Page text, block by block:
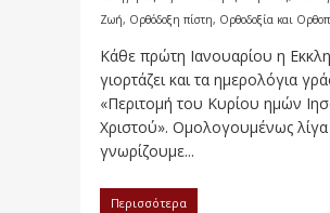
Ζωή, Ορθόδοξη πίστη, Ορθοδοξία και
Κάθε πρώτη Ιανουαρίου η
γιορτάζει και τα ημερολόγια
«Περιτομή του Κυρίου ημών
Χριστού». Ομολογουμένως λίγα
γνωρίζουμε...
Περισσότερα